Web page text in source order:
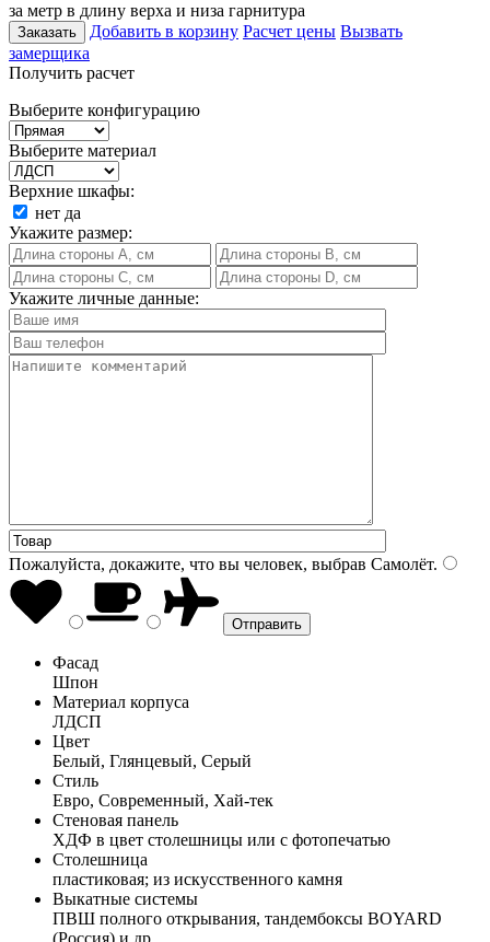
за метр в длину верха и низа гарнитура
Заказать Добавить в корзину Расчет цены Вызвать
замерщика
Получить расчет
Выберите конфигурацию
Выберите материал
Верхние шкафы:
нет да
Укажите размер:
Укажите личные данные:
Пожалуйста, докажите, что вы человек, выбрав Самолёт.
Фасад
Шпон
Материал корпуса
ЛДСП
Цвет
Белый, Глянцевый, Серый
Стиль
Евро, Современный, Хай-тек
Стеновая панель
ХДФ в цвет столешницы или с фотопечатью
Столешница
пластиковая; из искусственного камня
Выкатные системы
ПВШ полного открывания, тандембоксы BOYARD
(Россия) и др.